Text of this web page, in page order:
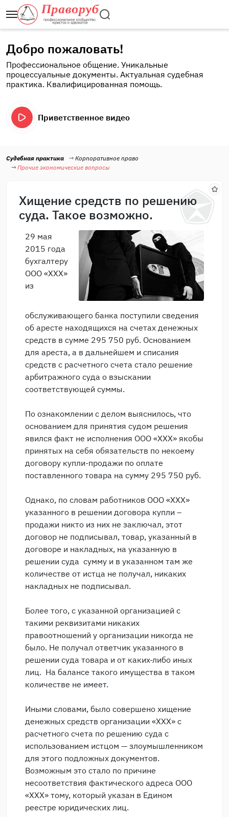
Добро пожаловать!
Профессиональное общение. Уникальные
процессуальные документы. Актуальная судебная
практика. Квалифицированная помощь.
Приветственное видео
Судебная практика
Корпоративное право
Прочие экономические вопросы
Хищение средств по решению
суда. Такое возможно.
29 мая
2015 года
бухгалтеру
ООО «ХХХ»
из
обслуживающего банка поступили сведения
об аресте находящихся на счетах денежных
средств в сумме 295 750 руб. Основанием
для ареста, а в дальнейшем и списания
средств с расчетного счета стало решение
арбитражного суда о взыскании
соответствующей суммы.
По ознакомлении с делом выяснилось, что
основанием для принятия судом решения
явился факт не исполнения ООО «ХХХ» якобы
принятых на себя обязательств по некоему
договору купли-продажи по оплате
поставленного товара на сумму 295 750 руб.
Однако, по словам работников ООО «ХХХ»
указанного в решении договора купли –
продажи никто из них не заключал, этот
договор не подписывал, товар, указанный в
договоре и накладных, на указанную в
решении суда сумму и в указанном там же
количестве от истца не получал, никаких
накладных не подписывал.
Более того, с указанной организацией с
такими реквизитами никаких
правоотношений у организации никогда не
было. Не получал ответчик указанного в
решении суда товара и от каких-либо иных
лиц. На балансе такого имущества в таком
количестве не имеет.
Иными словами, было совершено хищение
денежных средств организации «ХХХ» с
расчетного счета по решению суда с
использованием истцом — злоумышленником
для этого подложных документов.
Возможным это стало по причине
несоответствия фактического адреса ООО
«ХХХ» тому, который указан в Едином
реестре юридических лиц.